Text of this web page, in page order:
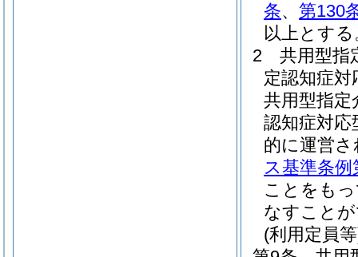
条、 第130
以上とする
2
共用型指
定認知症
共用型指定
認知症対
的に運営
ス基準条例
ことをも
なすこと
(利用定員